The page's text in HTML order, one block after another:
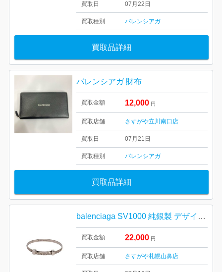
買取日 07月22日
買取種別 バレンシアガ
買取品詳細
バレンシアガ 財布
買取金額 12,000 円
買取店舗 さすがや立川南口店
買取日 07月21日
買取種別 バレンシアガ
買取品詳細
balenciaga SV1000 純銀製 デザイナーズリングの買取実績
買取金額 22,000 円
買取店舗 さすがや札幌山鼻店